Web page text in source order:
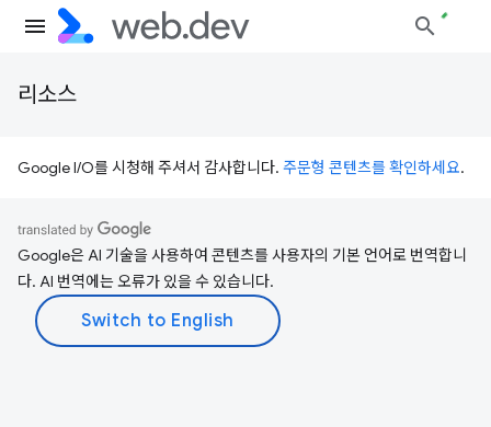
리소스
Google I/O를 시청해 주셔서 감사합니다. 주문형 콘텐츠를 확인하세요.
Google은 AI 기술을 사용하여 콘텐츠를 사용자의 기본 언어로 번역합니
다. AI 번역에는 오류가 있을 수 있습니다.